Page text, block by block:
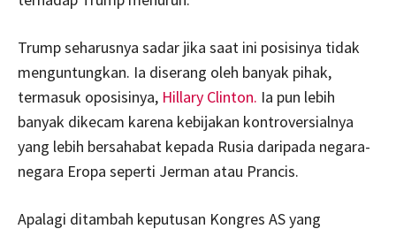
Trump seharusnya sadar jika saat ini posisinya tidak
menguntungkan. Ia diserang oleh banyak pihak,
termasuk oposisinya, Hillary Clinton. Ia pun lebih
banyak dikecam karena kebijakan kontroversialnya
yang lebih bersahabat kepada Rusia daripada negara-
negara Eropa seperti Jerman atau Prancis.
Apalagi ditambah keputusan Kongres AS yang